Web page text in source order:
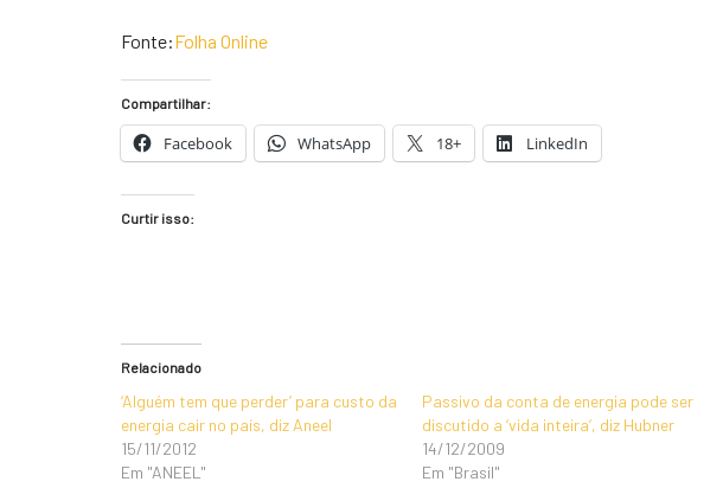
Fonte:Folha Online
Compartilhar:
Facebook WhatsApp 18+ LinkedIn
Curtir isso:
Relacionado
‘Alguém tem que perder’ para custo da
energia cair no país, diz Aneel
15/11/2012
Em "ANEEL"
Passivo da conta de energia pode ser
discutido a ‘vida inteira’, diz Hubner
14/12/2009
Em "Brasil"